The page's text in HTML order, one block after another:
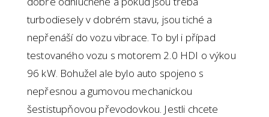
turbodiesely v dobrém stavu, jsou tiché a
nepřenáší do vozu vibrace. To byl i případ
testovaného vozu s motorem 2.0 HDI o výkou
96 kW. Bohužel ale bylo auto spojeno s
nepřesnou a gumovou mechanickou
šestistupňovou převodovkou. Jestli chcete